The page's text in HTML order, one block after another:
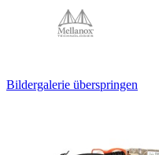
Bildergalerie überspringen